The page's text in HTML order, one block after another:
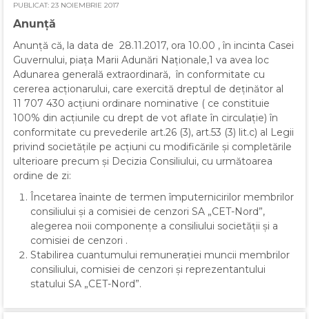
Anunţă
PUBLICAT: 23 NOIEMBRIE 2017
Anunţă că, la data de 28.11.2017, ora 10.00 , în incinta Casei
Guvernului, piaţa Marii Adunări Naţionale,1 va avea loc
Adunarea generală extraordinară, în conformitate cu
cererea acţionarului, care exercită dreptul de deţinător al
11 707 430 acţiuni ordinare nominative ( ce constituie
100% din acţiunile cu drept de vot aflate în circulaţie) în
conformitate cu prevederile art.26 (3), art.53 (3) lit.c) al Legii
privind societăţile pe acţiuni cu modificările şi completările
ulterioare precum şi Decizia Consiliului, cu următoarea
ordine de zi:
Încetarea înainte de termen împuternicirilor membrilor
consiliului şi a comisiei de cenzori SA „CET-Nord”,
alegerea noii componenţe a consiliului societăţii şi a
comisiei de cenzori .
Stabilirea cuantumului remuneraţiei muncii membrilor
consiliului, comisiei de cenzori şi reprezentantului
statului SA „CET-Nord”.